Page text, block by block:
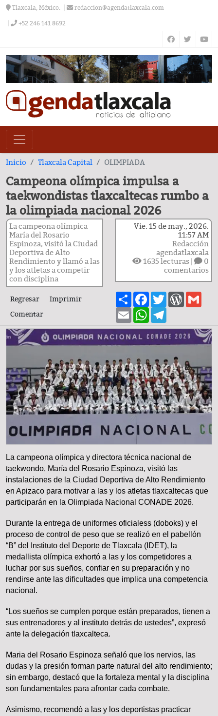
Tlaxcala, México. redaccion@agendatlaxcala.com
+52 246 141 8692
Inicio Tlaxcala Capital OLIMPIADA
Campeona olímpica impulsa a
taekwondistas tlaxcaltecas rumbo a
la olimpiada nacional 2026
La campeona olímpica
María del Rosario
Espinoza, visitó la Ciudad
Deportiva de Alto
Rendimiento y llamó a las
y los atletas a competir
con disciplina
Vie. 15 de may., 2026.
11:57 AM
Redacción
agendatlaxcala
1635 lecturas |
0
comentarios
Regresar
Imprimir
Comentar
ShareFacebook
Twitter
EmailWhatsApp
La campeona olímpica y directora técnica nacional de
taekwondo, María del Rosario Espinoza, visitó las
instalaciones de la Ciudad Deportiva de Alto Rendimiento
en Apizaco para motivar a las y los atletas tlaxcaltecas que
participarán en la Olimpiada Nacional CONADE 2026.
Durante la entrega de uniformes oficialess (doboks) y el
proceso de control de peso que se realizó en el pabellón
“B” del Instituto del Deporte de Tlaxcala (IDET), la
medallista olímpica exhortó a las y los competidores a
luchar por sus sueños, confiar en su preparación y no
rendirse ante las dificultades que implica una competencia
nacional.
“Los sueños se cumplen porque están preparados, tienen a
sus entrenadores y al instituto detrás de ustedes”, expresó
ante la delegación tlaxcalteca.
Maria del Rosario Espinoza señaló que los nervios, las
dudas y la presión forman parte natural del alto rendimiento;
sin embargo, destacó que la fortaleza mental y la disciplina
son fundamentales para afrontar cada combate.
Asimismo, recomendó a las y los deportistas practicar